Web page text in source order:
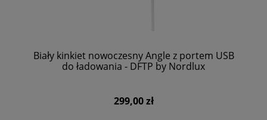
Biały kinkiet nowoczesny Angle z portem USB
do ładowania - DFTP by Nordlux
299,00 zł